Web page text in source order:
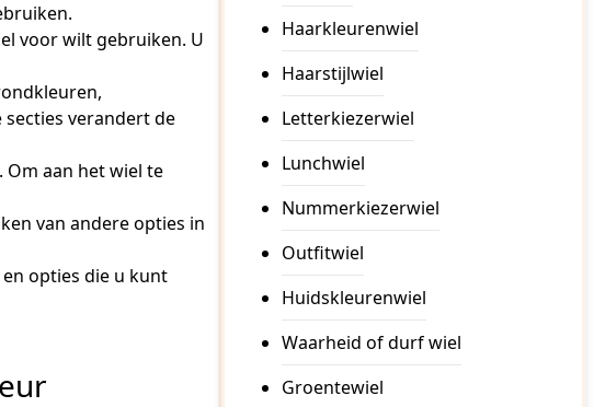
voor wilt gebruiken. U
verandert de
aan het wiel te
van andere opties in
opties die u kunt
Haarkleurenwiel
Haarstijlwiel
Letterkiezerwiel
Lunchwiel
Nummerkiezerwiel
Outfitwiel
Huidskleurenwiel
Waarheid of durf wiel
Groentewiel